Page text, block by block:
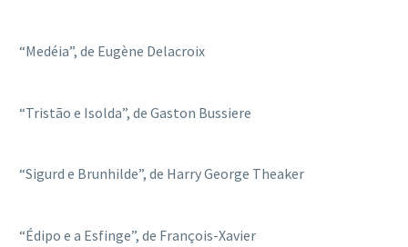
“Medéia”, de Eugène Delacroix
“Tristão e Isolda”, de Gaston Bussiere
“Sigurd e Brunhilde”, de Harry George Theaker
“Édipo e a Esfinge”, de François-Xavier